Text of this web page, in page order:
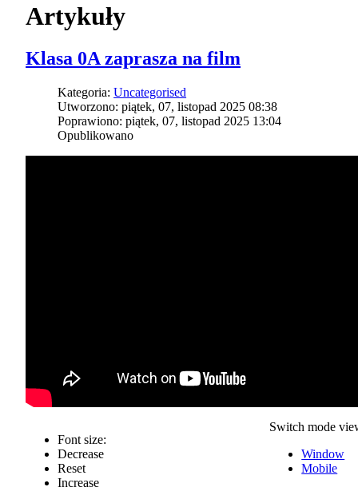
Artykuły
Klasa 0A zaprasza na film
Kategoria:Uncategorised
Utworzono: piątek, 07, listopad 2025 08:38
Poprawiono: piątek, 07, listopad 2025 13:04
Opublikowano
Font size:
Decrease
Reset
Increase
Switch mode
Window
Mobile